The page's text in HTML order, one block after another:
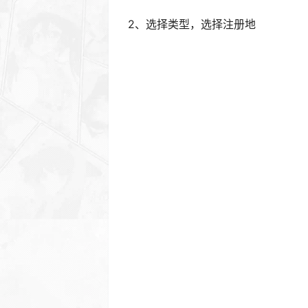
2、选择类型，选择注册地